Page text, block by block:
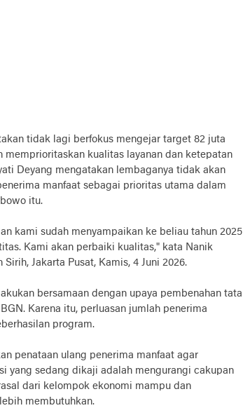
tidak lagi berfokus mengejar target 82 juta
kualitas layanan dan ketepatan
Deyang mengatakan lembaganya tidak akan
manfaat sebagai prioritas utama dalam
itu.
kami sudah menyampaikan ke beliau tahun 2025
Kami akan perbaiki kualitas," kata Nanik
Jakarta Pusat, Kamis, 4 Juni 2026.
bersamaan dengan upaya pembenahan tata
Karena itu, perluasan jumlah penerima
program.
penataan ulang penerima manfaat agar
yang sedang dikaji adalah mengurangi cakupan
dari kelompok ekonomi mampu dan
membutuhkan.